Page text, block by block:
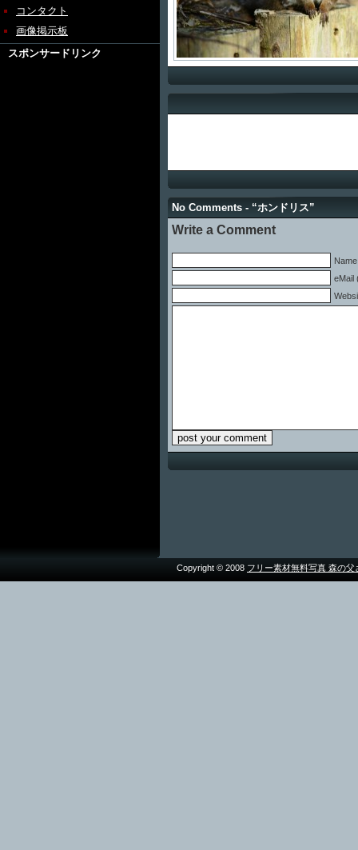
コンタクト
画像掲示板
スポンサードリンク
No Comments - “ホンドリス”
Write a Comment
eMail
Copyright © 2008 フリー素材無料写真 森の父